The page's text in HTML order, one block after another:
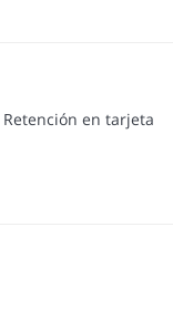
Retención en tarjeta